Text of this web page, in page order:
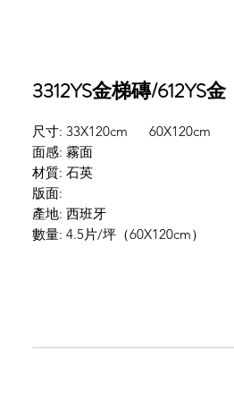
3312YS金梯磚/612YS金
尺寸: 33X120cm 60X120cm
面感: 霧面
材質: 石英
版面:
產地: 西班牙
數量: 4.5片/坪（60X120cm）